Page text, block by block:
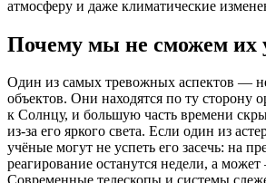
атмосферу и даже климатические
Почему мы не сможем их
Один из самых тревожных аспектов —
объектов. Они находятся по ту сторону
к Солнцу, и большую часть времени
из-за его яркого света. Если один из
учёные могут не успеть его засечь: на
реагирование останутся недели, а